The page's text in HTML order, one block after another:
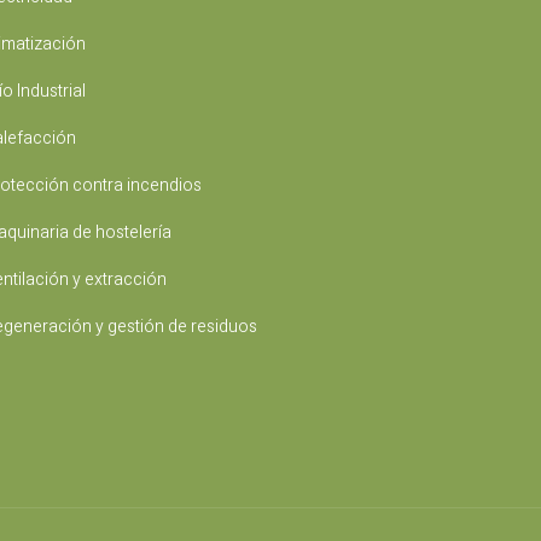
Industrial
contra incendios
de hostelería
y extracción
y gestión de residuos